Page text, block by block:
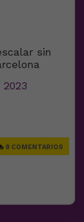
sin
2023
8 COMENTARIOS